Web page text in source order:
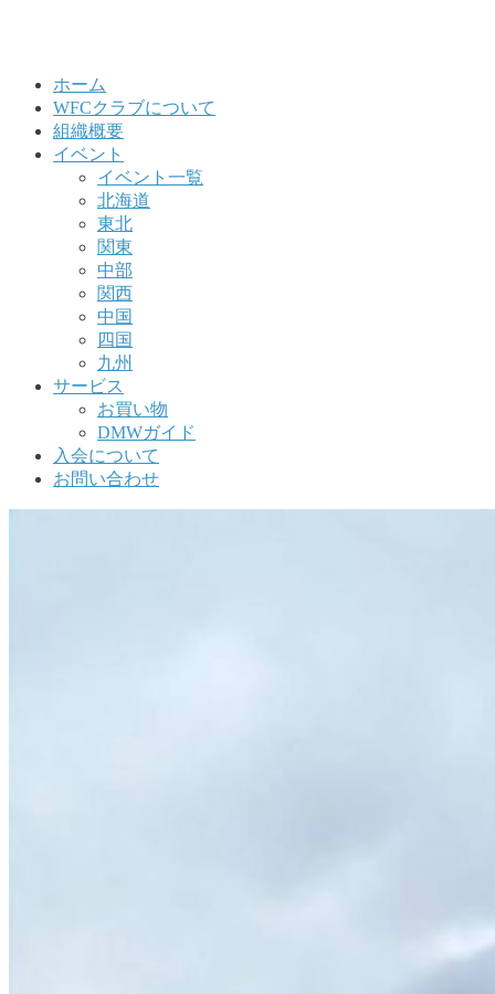
ホーム
WFCクラブについて
組織概要
イベント
イベント一覧
北海道
東北
関東
中部
関西
中国
四国
九州
サービス
お買い物
DMWガイド
入会について
お問い合わせ